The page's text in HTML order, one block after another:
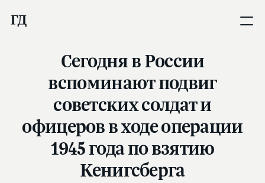
Сегодня в России
вспоминают подвиг
советских солдат и
офицеров в ходе операции
1945 года по взятию
Кенигсберга